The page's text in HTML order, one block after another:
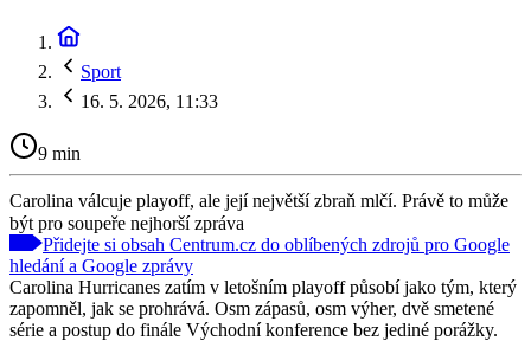
Sport
16. 5. 2026, 11:33
9 min
Carolina válcuje playoff, ale její největší zbraň mlčí. Právě to může
být pro soupeře nejhorší zpráva
Přidejte si obsah Centrum.cz do oblíbených zdrojů pro Google
hledání a Google zprávy
Carolina Hurricanes zatím v letošním playoff působí jako tým, který
zapomněl, jak se prohrává. Osm zápasů, osm výher, dvě smetené
série a postup do finále Východní konference bez jediné porážky.